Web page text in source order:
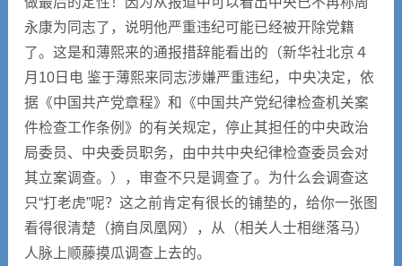
永康为同志了，说明他严重违纪可能已经被开除党籍
了。这是和薄熙来的通报措辞能看出的（新华社北京４
月10日电 鉴于薄熙来同志涉嫌严重违纪，中央决定，依
据《中国共产党章程》和《中国共产党纪律检查机关案
件检查工作条例》的有关规定，停止其担任的中央政治
局委员、中央委员职务，由中共中央纪律检查委员会对
其立案调查。），审查不只是调查了。为什么会调查这
只“打老虎”呢？这之前肯定有很长的铺垫的，给你一张图
看得很清楚（摘自凤凰网），从（相关人士相继落马）
人脉上顺藤摸瓜调查上去的。